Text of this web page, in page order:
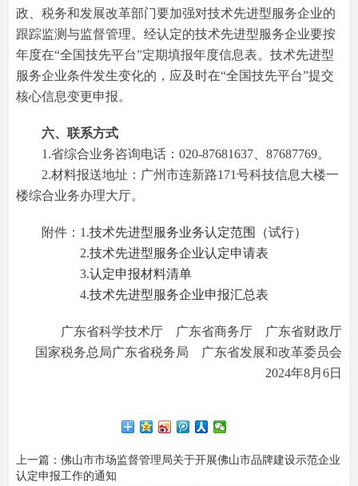
政、税务和发展改革部门要加强对技术先进型服务企业的
跟踪监测与监督管理。经认定的技术先进型服务企业要按
年度在“全国技先平台”定期填报年度信息表。技术先进型
服务企业条件发生变化的，应及时在“全国技先平台”提交
核心信息变更申报。
六、联系方式
1.省综合业务咨询电话：020-87681637、87687769。
2.材料报送地址：广州市连新路171号科技信息大楼一
楼综合业务办理大厅。
附件：1.技术先进型服务业务认定范围（试行）
2.技术先进型服务企业认定申请表
3.认定申报材料清单
4.技术先进型服务企业申报汇总表
广东省科学技术厅 广东省商务厅 广东省财政厅
国家税务总局广东省税务局 广东省发展和改革委员会
2024年8月6日
上一篇 ：佛山市市场监督管理局关于开展佛山市品牌建设示范企业
认定申报工作的通知